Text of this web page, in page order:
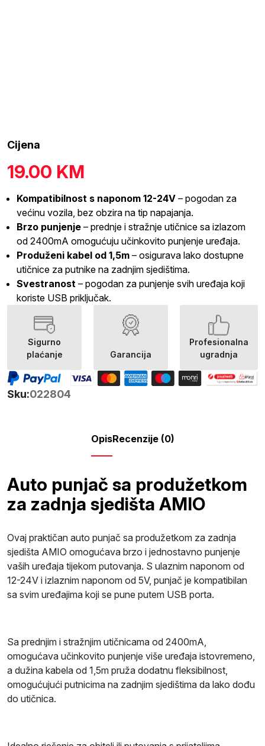
Cijena
19.00 KM
Kompatibilnost s naponom 12-24V – pogodan za
većinu vozila, bez obzira na tip napajanja.
Brzo punjenje – prednje i stražnje utičnice sa izlazom
od 2400mA omogućuju učinkovito punjenje uređaja.
Produženi kabel od 1,5m – osigurava lako dostupne
utičnice za putnike na zadnjim sjedištima.
Svestranost – pogodan za punjenje svih uređaja koji
koriste USB priključak.
Sigurno
plaćanje
Garancija
Profesionalna
ugradnja
Sku:022804
OpisRecenzije (0)
Auto punjač sa produžetkom
za zadnja sjedišta AMIO
Ovaj praktičan auto punjač sa produžetkom za zadnja
sjedišta AMIO omogućava brzo i jednostavno punjenje
vaših uređaja tijekom putovanja. S ulaznim naponom od
12-24V i izlaznim naponom od 5V, punjač je kompatibilan
sa svim uređajima koji se pune putem USB porta.
Sa prednjim i stražnjim utičnicama od 2400mA,
omogućava učinkovito punjenje više uređaja istovremeno,
a dužina kabela od 1,5m pruža dodatnu fleksibilnost,
omogućujući putnicima na zadnjim sjedištima da lako dođu
do utičnica.